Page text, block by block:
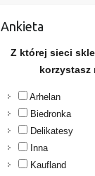
Ankieta
Z której sieci
korzystasz
Arhelan
Biedronka
Delikatesy
Inna
Kaufland